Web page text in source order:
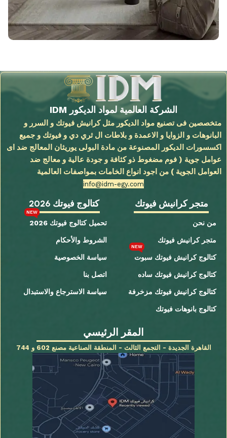
الشركة العالمية لمواد الديكور IDM
متخصصين فى تصنيع مواد الديكور مثل كرانيش فيوتك و السرر و
البانوهات و الزوايا و الاعمدة و بلاطات ال ثري دي و فيوتك و جميع
اكسسورات الديكور المصنوعة من مادة البولى يوريثان المعالج ضد اى
عوامل جوية ( فوم مضغوط ذو كثافة و جودة عالية و معالج ضد
العوامل الجوية ) من اجود انواع الخامات بمواصفات العالمية
info@idm-egy.com
متجر كرانيش فيوتك
من نحن
متجر كرانيش فيوتك
كتالوج كرانيش فيوتك سبوت
NEW
كتالوج كرانيش فيوتك ساده
كتالوج كرانيش فيوتك مزخرفة
كتالوج بانوهات فيوتك
كتالوج فيوتك 2026
تحميل كتالوج فيوتك 2026
NEW
الشروط والأحكام
سياسة الخصوصية
اتصل بنا
سياسة الاسترجاع والاستبدال
المقر الرئيسي
القاهرة الجديدة - التجمع الثالث - المنطقة الصناعية مصنع 602 و 744